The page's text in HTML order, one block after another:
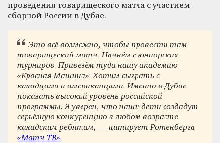
проведения товарищеского матча с участием
сборной России в Дубае.
Это всё возможно, чтобы провести там
товарищеский матч. Начнём с юниорских
турниров. Привезём туда нашу академию
«Красная Машина». Хотим сыграть с
канадцами и американцами. Именно в Дубае
показать высокий уровень российской
программы. Я уверен, что наши дети создадут
серьёзную конкуренцию в любом возрасте
канадским ребятам, — цитирует Ротенберга
«Матч ТВ».